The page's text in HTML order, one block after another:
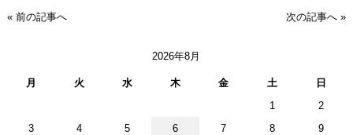
« 前の記事へ 次の記事へ »
2026年8月
月 火 水 木 金 土
日
1
2
3
4 5 6 7 8
9